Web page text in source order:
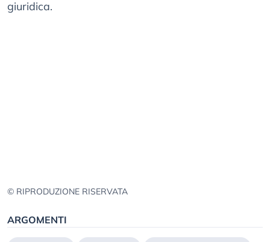
giuridica.
© RIPRODUZIONE RISERVATA
ARGOMENTI